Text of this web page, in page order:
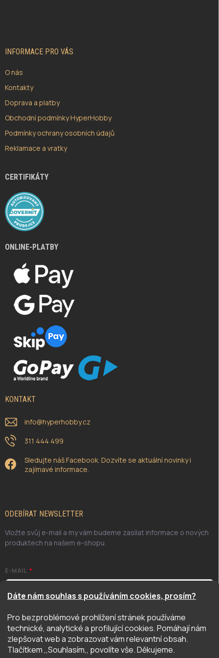
Dáte nám souhlas s používáním cookies, prosím?
Pro bezproblémové prohlížení stránek používáme
technické, analytické a profilující cookies. Pomáhají nám
zlepšovat web a zobrazovat vám relevantní obsah.
Tlačítkem ,,Souhlasím,, povolíte vše. Děkujeme.
INFORMACE PRO VÁS
O nás
Kontakty
Doprava a platby
Obchodní podmínky HyperHobby
Podmínky ochrany osobních údajů
Reklamace a vratky
CERTIFIKÁTY
ONLINE-PLATBY
KONTAKT
info@hyperhobby.cz
311 444 499
Sledujte náš Facebook. Dozvíte se aktuální novinky i
zajímavé informace.
ODEBÍRAT NEWSLETTER
Vložte svůj e-mail a my vám budeme zasílat informace o nových
produktech na našem e-shopu.
E-MAIL
Odesláním potvrzuji, že jsem se seznámil/a se zásadami
ochrany osobních údajů. Úplné znění naleznetezde
PŘIHLÁSIT SE